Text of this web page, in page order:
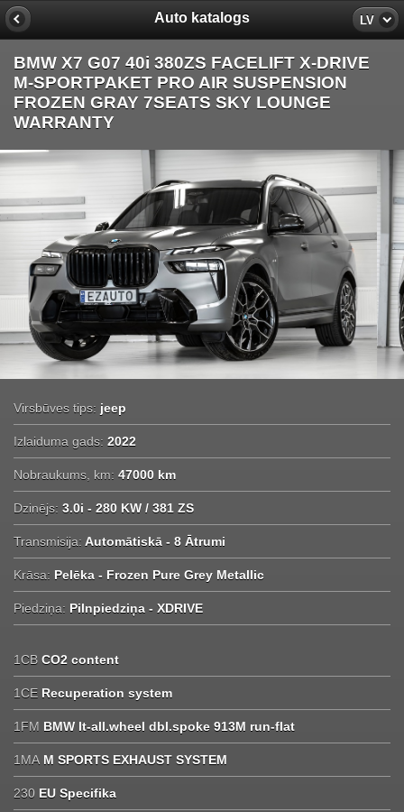
Auto katalogs LV
BMW X7 G07 40i 380ZS FACELIFT X-DRIVE
M-SPORTPAKET PRO AIR SUSPENSION
FROZEN GRAY 7SEATS SKY LOUNGE
WARRANTY
Virsbūves tips: jeep
Izlaiduma gads: 2022
Nobraukums, km: 47000 km
Dzinējs: 3.0i - 280 KW / 381 ZS
Transmisija: Automātiskā - 8 Ātrumi
Krāsa: Pelēka - Frozen Pure Grey Metallic
Piedziņa: Pilnpiedziņa - XDRIVE
1CB CO2 content
1CE Recuperation system
1FM BMW lt-all.wheel dbl.spoke 913M run-flat
1MA M SPORTS EXHAUST SYSTEM
230 EU Specifika